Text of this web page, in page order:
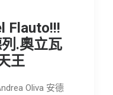
Flauto!!!
.奧立瓦
王
Oliva 安德